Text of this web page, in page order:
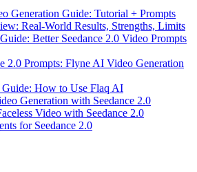
Generation Guide: Tutorial + Prompts
Real-World Results, Strengths, Limits
Better Seedance 2.0 Video Prompts
2.0 Prompts: Flyne AI Video Generation
Guide: How to Use Flaq AI
Generation with Seedance 2.0
Video with Seedance 2.0
for Seedance 2.0